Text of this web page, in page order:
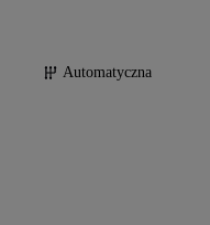
Automatyczna